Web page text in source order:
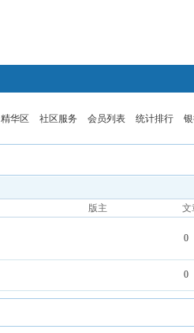
精华区 社区服务 会员列表 统计排行
版主 文
0
0